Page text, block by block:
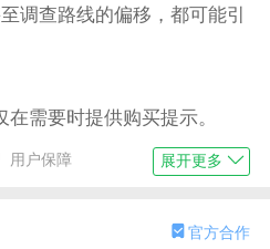
调查路线的偏移，都可能引
需要时提供购买提示。
解谜。
用户保障 展开更多
官方合作